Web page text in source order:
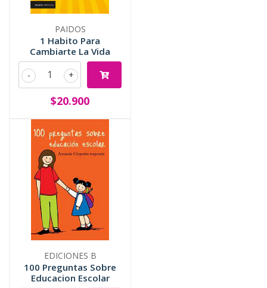
PAIDOS
1 Habito Para
Cambiarte La Vida
+
-
$20.900
EDICIONES B
100 Preguntas Sobre
Educacion Escolar